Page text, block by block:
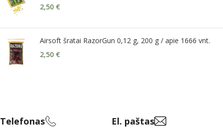
2,50 €
Airsoft šratai RazorGun 0,12 g, 200 g / apie 1666 vnt.
2,50 €
Telefonas El. paštas